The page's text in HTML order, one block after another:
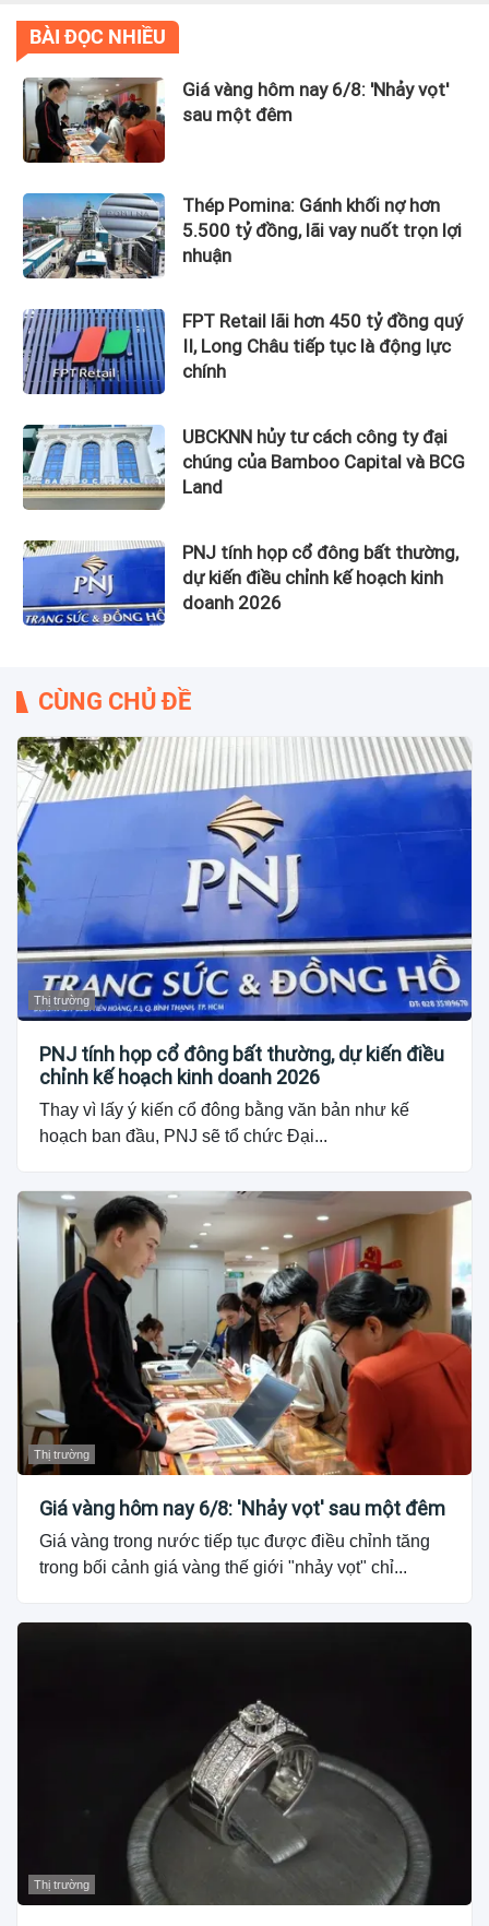
BÀI ĐỌC NHIỀU
Giá vàng hôm nay 6/8: 'Nhảy vọt'
sau một đêm
Thép Pomina: Gánh khối nợ hơn
5.500 tỷ đồng, lãi vay nuốt trọn lợi
nhuận
FPT Retail lãi hơn 450 tỷ đồng quý
II, Long Châu tiếp tục là động lực
chính
UBCKNN hủy tư cách công ty đại
chúng của Bamboo Capital và BCG
Land
PNJ tính họp cổ đông bất thường,
dự kiến điều chỉnh kế hoạch kinh
doanh 2026
CÙNG CHỦ ĐỀ
Thị trường
PNJ tính họp cổ đông bất thường, dự kiến điều
chỉnh kế hoạch kinh doanh 2026
Thay vì lấy ý kiến cổ đông bằng văn bản như kế
hoạch ban đầu, PNJ sẽ tổ chức Đại...
Thị trường
Giá vàng hôm nay 6/8: 'Nhảy vọt' sau một đêm
Giá vàng trong nước tiếp tục được điều chỉnh tăng
trong bối cảnh giá vàng thế giới "nhảy vọt" chỉ...
Thị trường